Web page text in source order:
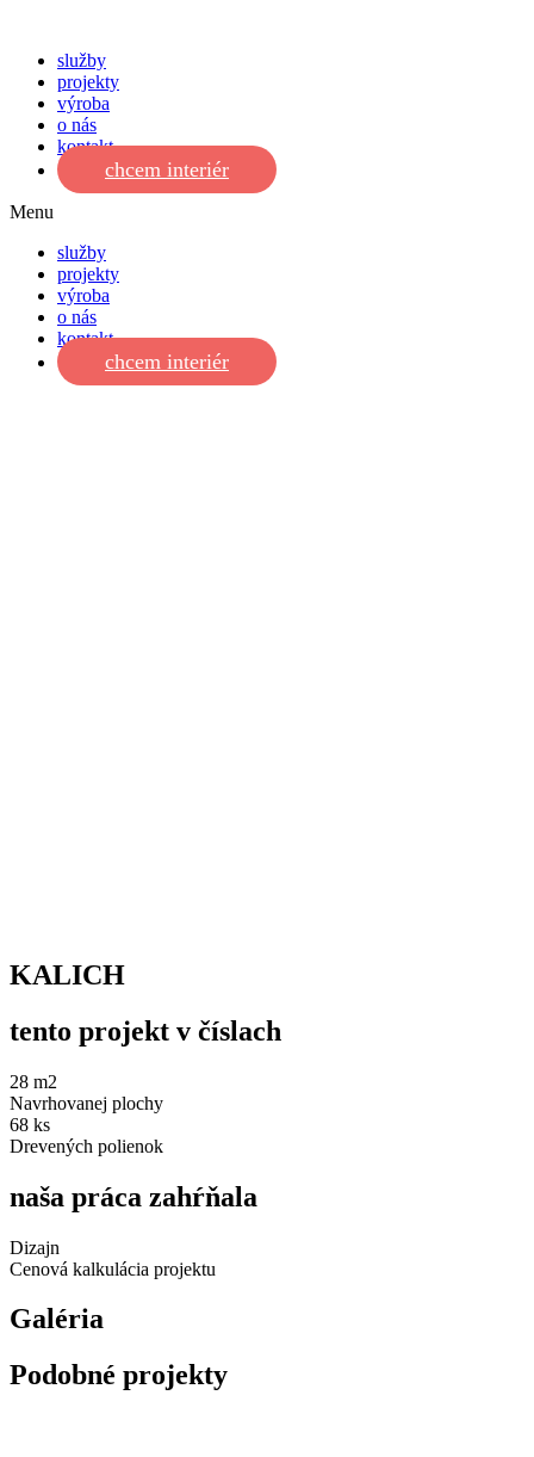
služby
projekty
výroba
o nás
kontakt
chcem interiér
Menu
služby
projekty
výroba
o nás
kontakt
chcem interiér
KALICH
tento projekt v číslach
28 m2
Navrhovanej plochy
68 ks
Drevených polienok
naša práca zahŕňala
Dizajn
Cenová kalkulácia projektu
Galéria
Podobné projekty